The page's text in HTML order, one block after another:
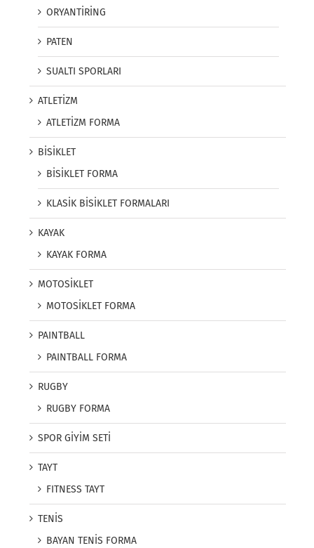
ORYANTİRİNG
PATEN
SUALTI SPORLARI
ATLETİZM
ATLETİZM FORMA
BİSİKLET
BİSİKLET FORMA
KLASİK BİSİKLET FORMALARI
KAYAK
KAYAK FORMA
MOTOSİKLET
MOTOSİKLET FORMA
PAINTBALL
PAINTBALL FORMA
RUGBY
RUGBY FORMA
SPOR GİYİM SETİ
TAYT
FITNESS TAYT
TENİS
BAYAN TENİS FORMA